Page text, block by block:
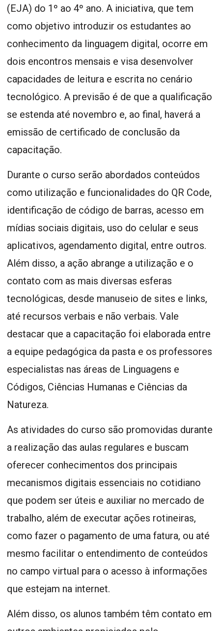
(EJA) do 1º ao 4º ano. A iniciativa, que tem
como objetivo introduzir os estudantes ao
conhecimento da linguagem digital, ocorre em
dois encontros mensais e visa desenvolver
capacidades de leitura e escrita no cenário
tecnológico. A previsão é de que a qualificação
se estenda até novembro e, ao final, haverá a
emissão de certificado de conclusão da
capacitação.
Durante o curso serão abordados conteúdos
como utilização e funcionalidades do QR Code,
identificação de código de barras, acesso em
mídias sociais digitais, uso do celular e seus
aplicativos, agendamento digital, entre outros.
Além disso, a ação abrange a utilização e o
contato com as mais diversas esferas
tecnológicas, desde manuseio de sites e links,
até recursos verbais e não verbais. Vale
destacar que a capacitação foi elaborada entre
a equipe pedagógica da pasta e os professores
especialistas nas áreas de Linguagens e
Códigos, Ciências Humanas e Ciências da
Natureza.
As atividades do curso são promovidas durante
a realização das aulas regulares e buscam
oferecer conhecimentos dos principais
mecanismos digitais essenciais no cotidiano
que podem ser úteis e auxiliar no mercado de
trabalho, além de executar ações rotineiras,
como fazer o pagamento de uma fatura, ou até
mesmo facilitar o entendimento de conteúdos
no campo virtual para o acesso à informações
que estejam na internet.
Além disso, os alunos também têm contato em